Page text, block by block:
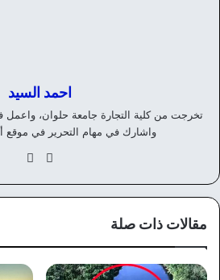
احمد السيد
تخرجت من كلية التجارة جامعة حلوان،
واشارك في مهام التحرير في
موق
الويوك
مقالات ذات صلة